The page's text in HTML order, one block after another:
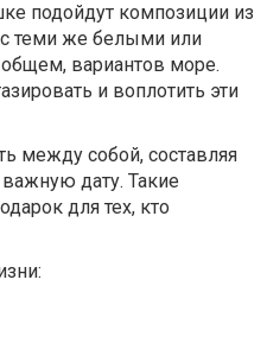
подойдут композиции из
теми же белыми или
вариантов море.
и воплотить эти
между собой, составляя
дату. Такие
для тех, кто